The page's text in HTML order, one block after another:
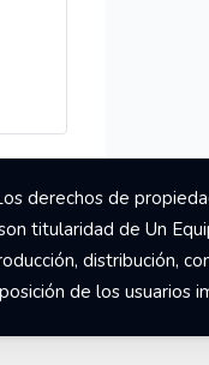
derechos de
titularidad de Un
distribución,
de los usuarios